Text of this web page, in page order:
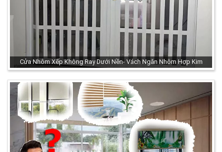
Cửa Nhôm Xếp Không Ray Dưới Nền- Vách Ngăn Nhôm Hợp Kim